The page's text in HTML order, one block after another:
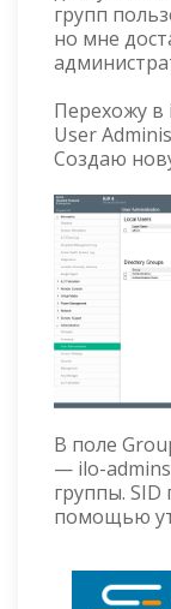
групп
но мне
Перехожу в
User
Создаю
В поле
— ilo-
группы.
помощью